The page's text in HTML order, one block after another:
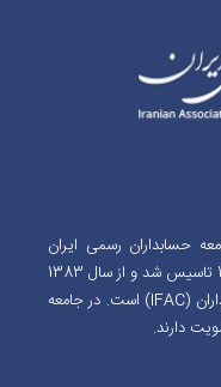
حسابداران رسمی ایران
است. جامعه حسابداران رسمی ایران در سال 1380 تاسیس شد و از سال 1383
تاکنون، عضو پیوسته فدراسیون بین المللی حسابداران (IFAC) است. در جامعه
دارند.